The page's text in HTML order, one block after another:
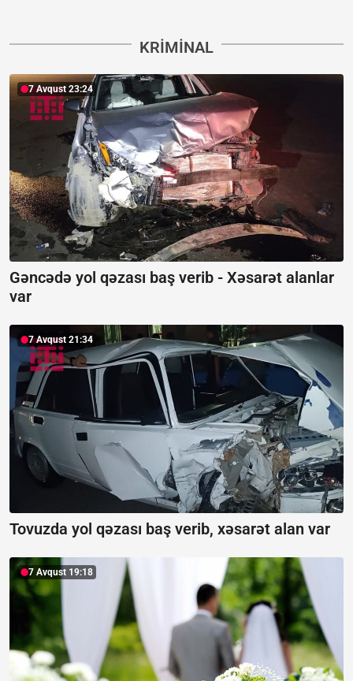
KRIMINAL
7 Avqust 23:24
Gəncədə yol qəzası baş verib - Xəsarət alanlar
var
7 Avqust 21:34
Tovuzda yol qəzası baş verib, xəsarət alan var
7 Avqust 19:18